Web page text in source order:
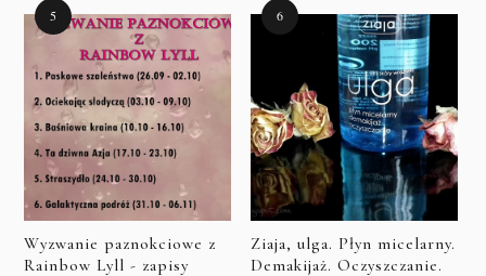
Wyzwanie paznokciowe z
Rainbow Lyll - zapisy
Ziaja, ulga. Płyn micelarny.
Demakijaż. Oczyszczanie.